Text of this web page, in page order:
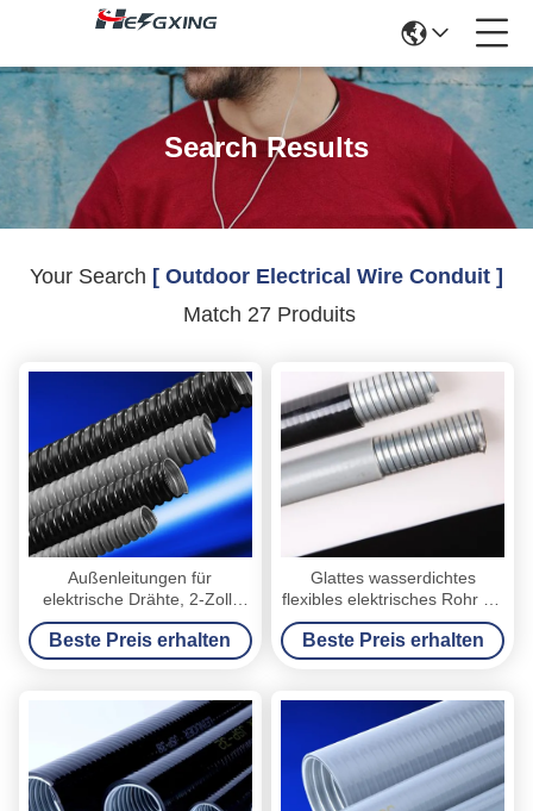
Search Results
Your Search [ Outdoor Electrical Wire Conduit ]
Match 27 Produits
Außenleitungen für
elektrische Drähte, 2-Zoll-
flexible Kunststoffleitungen
für Kabel
Beste Preis erhalten
Glattes wasserdichtes
flexibles elektrisches Rohr für
das Kabel flammhemmend
Beste Preis erhalten